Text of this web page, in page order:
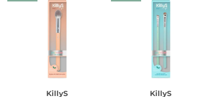
KillyS KillyS